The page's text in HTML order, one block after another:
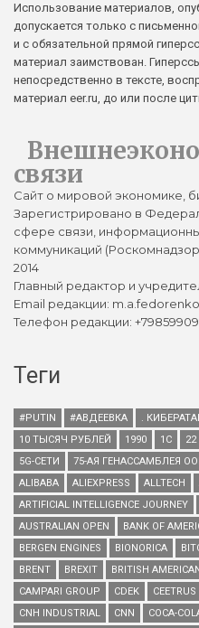
Использование материалов,
допускается только с
и с обязательной прямой
материал заимствован.
непосредственно в тексте,
материал eer.ru, до или после
связи
Сайт о мировой экономике,
Зарегистрировано в
сфере связи,
коммуникаций
2014
Главный редактор и
Email редакции:
Телефон редакции:
Теги
#PUTIN #АВДЕЕВКА .
10 ТЫСЯЧ РУБЛЕЙ
1990 1С
5G-СЕТИ
75-АЯ ГЕНАССАМБЛЕЯ
ALIBABA
ALIEXPRESS ALLTECH
ARTIFICIAL INTELLIGENCE JOURNEY
AUSTRALIAN OPEN
BANK OF
BERGEN ENGINES
BIONORICA
BRENT
BREXIT BRITISH
CAMPARI GROUP
CDEK CEETRUS
CNH INDUSTRIAL
CNN COCA-